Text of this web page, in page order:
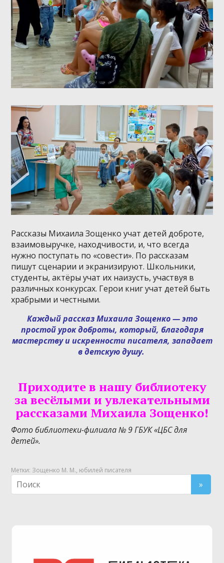
Рассказы Михаила Зощенко учат детей доброте,
взаимовыручке, находчивости, и, что всегда
нужно поступать по «совести». По рассказам
пишут сценарии и экранизируют. Школьники,
студенты, актёры учат их наизусть, участвуя в
различных конкурсах. Герои книг учат детей быть
храбрыми и честными.
Каждый рассказ Михаила Зощенко — это
простой урок доброты, который, благодаря
мастерству и искренности писателя, западает
в детскую душу.
Приходите в нашу библиотеку
за весёлыми и увлекательными
рассказами Михаила Зощенко!
Фото библиотеки-филиала № 9 ГБУК «ЦБС для
детей».
Метки: Зощенко М. М., юбилей писателя